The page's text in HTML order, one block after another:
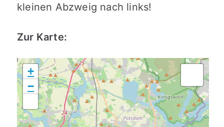
kleinen Abzweig nach links!
Zur Karte:
+
−